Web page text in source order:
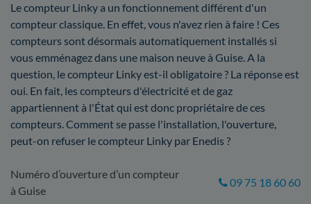
Le compteur Linky a un fonctionnement différent d'un
compteur classique. En effet, vous n'avez rien à faire ! Ces
compteurs sont désormais automatiquement installés si
vous emménagez dans une maison neuve à Guise. A la
question, le compteur Linky est-il obligatoire ? La réponse est
oui. En fait, les compteurs d'électricité et de gaz
appartiennent à l'État qui est donc propriétaire de ces
compteurs. Comment se passe l'installation, l'ouverture,
peut-on refuser le compteur Linky par Enedis ?
Numéro d’ouverture d’un compteur
à Guise
09 75 18 60 60